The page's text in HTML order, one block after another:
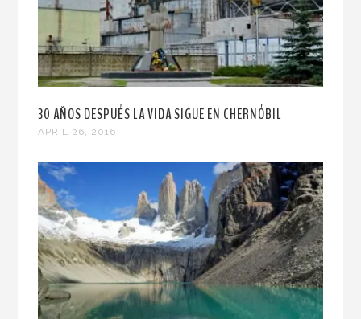
30 AÑOS DESPUÉS LA VIDA SIGUE EN CHERNÓBIL
APRIL 26, 2016